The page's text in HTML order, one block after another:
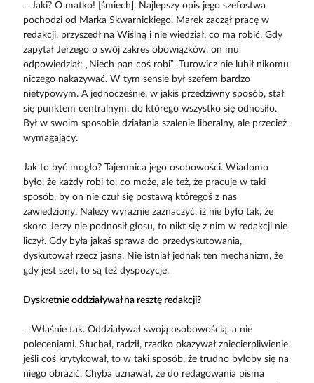
– Jaki? O matko! [śmiech]. Najlepszy opis jego szefostwa
pochodzi od Marka Skwarnickiego. Marek zaczął pracę w
redakcji, przyszedł na Wiślną i nie wiedział, co ma robić. Gdy
zapytał Jerzego o swój zakres obowiązków, on mu
odpowiedział: „Niech pan coś robi”. Turowicz nie lubił nikomu
niczego nakazywać. W tym sensie był szefem bardzo
nietypowym. A jednocześnie, w jakiś przedziwny sposób, stał
się punktem centralnym, do którego wszystko się odnosiło.
Był w swoim sposobie działania szalenie liberalny, ale przecież
wymagający.
Jak to być mogło? Tajemnica jego osobowości. Wiadomo
było, że każdy robi to, co może, ale też, że pracuje w taki
sposób, by on nie czuł się postawą któregoś z nas
zawiedziony. Należy wyraźnie zaznaczyć, iż nie było tak, że
skoro Jerzy nie podnosił głosu, to nikt się z nim w redakcji nie
liczył. Gdy była jakaś sprawa do przedyskutowania,
dyskutował rzecz jasna. Nie istniał jednak ten mechanizm, że
gdy jest szef, to są też dyspozycje.
Dyskretnie oddziaływał na resztę redakcji?
– Właśnie tak. Oddziaływał swoją osobowością, a nie
poleceniami. Słuchał, radził, rzadko okazywał zniecierpliwienie,
jeśli coś krytykował, to w taki sposób, że trudno byłoby się na
niego obrazić. Chyba uznawał, że do redagowania pisma